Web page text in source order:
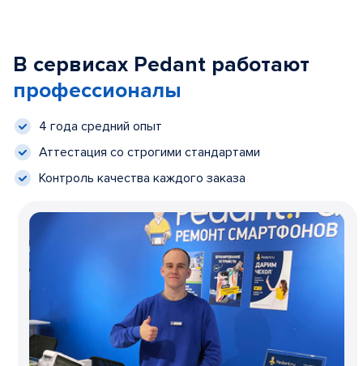
В сервисах Pedant работают
профессионалы
4 года средний опыт
Аттестация со строгими стандартами
Контроль качества каждого заказа